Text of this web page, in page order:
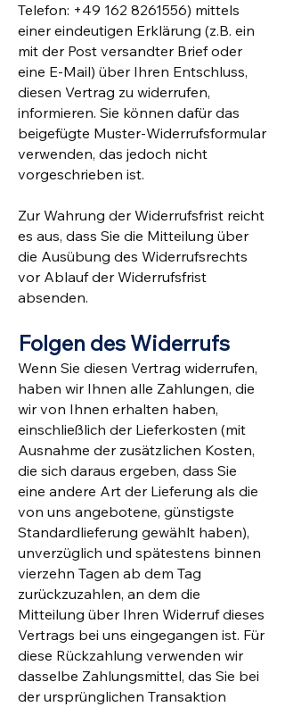
Telefon: +49 162 8261556) mittels
einer eindeutigen Erklärung (z.B. ein
mit der Post versandter Brief oder
eine E-Mail) über Ihren Entschluss,
diesen Vertrag zu widerrufen,
informieren. Sie können dafür das
beigefügte Muster-Widerrufsformular
verwenden, das jedoch nicht
vorgeschrieben ist.
Zur Wahrung der Widerrufsfrist reicht
es aus, dass Sie die Mitteilung über
die Ausübung des Widerrufsrechts
vor Ablauf der Widerrufsfrist
absenden.
Folgen des Widerrufs
Wenn Sie diesen Vertrag widerrufen,
haben wir Ihnen alle Zahlungen, die
wir von Ihnen erhalten haben,
einschließlich der Lieferkosten (mit
Ausnahme der zusätzlichen Kosten,
die sich daraus ergeben, dass Sie
eine andere Art der Lieferung als die
von uns angebotene, günstigste
Standardlieferung gewählt haben),
unverzüglich und spätestens binnen
vierzehn Tagen ab dem Tag
zurückzuzahlen, an dem die
Mitteilung über Ihren Widerruf dieses
Vertrags bei uns eingegangen ist. Für
diese Rückzahlung verwenden wir
dasselbe Zahlungsmittel, das Sie bei
der ursprünglichen Transaktion